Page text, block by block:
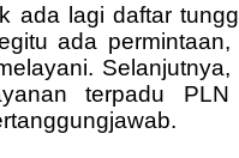
ada lagi daftar
ada
terpadu